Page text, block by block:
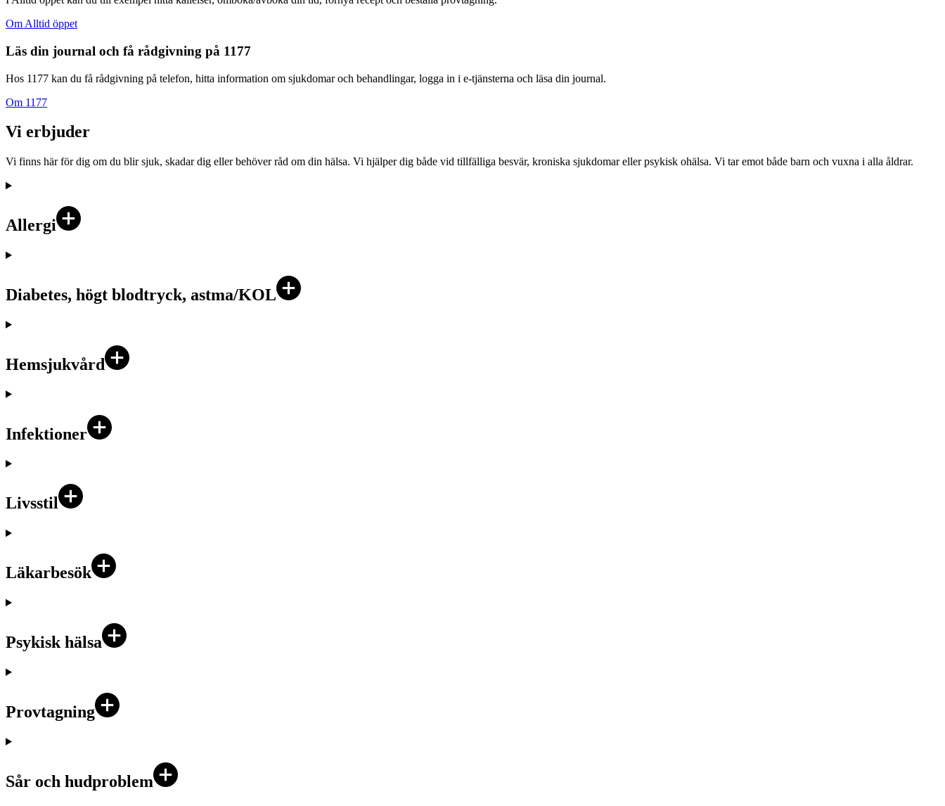
Om Alltid öppet
Läs din journal och få rådgivning på 1177
Hos 1177 kan du få rådgivning på telefon, hitta information om sjukdomar och behandlingar, logga in i e-tjänsterna och läsa din journal.
Om 1177
Vi erbjuder
Vi finns här för dig om du blir sjuk, skadar dig eller behöver råd om din hälsa. Vi hjälper dig både vid tillfälliga besvär, kroniska sjukdomar eller psykisk ohälsa. Vi tar emot både barn och vuxna i alla åldrar.
Allergi
Diabetes, högt blodtryck, astma/KOL
Hemsjukvård
Infektioner
Livsstil
Läkarbesök
Psykisk hälsa
Provtagning
Sår och hudproblem